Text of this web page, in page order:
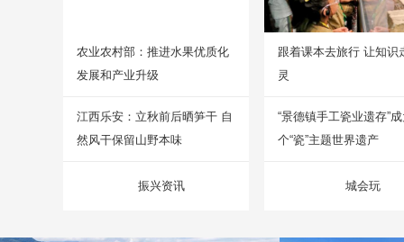
农业农村部：推进水果优质化
发展和产业升级
江西乐安：立秋前后晒笋干 自
然风干保留山野本味
振兴资讯
跟着课本去旅行 让知识
灵
“景德镇手工瓷业遗存”
个“瓷”主题世界遗产
城会玩